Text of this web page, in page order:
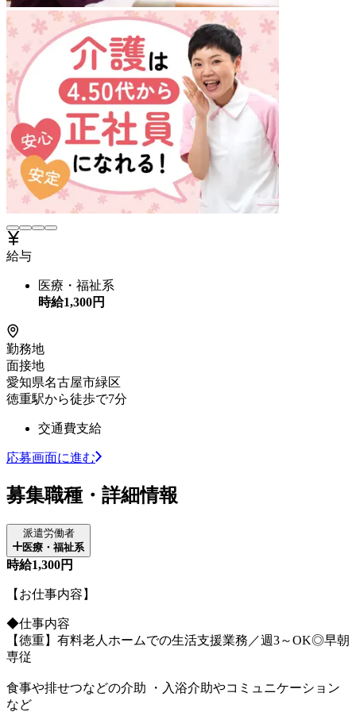
給与
医療・福祉系
時給1,300円
勤務地
面接地
愛知県名古屋市緑区
徳重駅から徒歩で7分
交通費支給
応募画面に進む
募集職種・詳細情報
派遣労働者
医療・福祉系
時給1,300円
【お仕事内容】
◆仕事内容
【徳重】有料老人ホームでの生活支援業務／週3～OK◎早朝
専従
食事や排せつなどの介助 ・入浴介助やコミュニケーション
など